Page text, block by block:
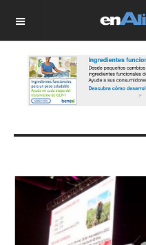
OFF CANVAS